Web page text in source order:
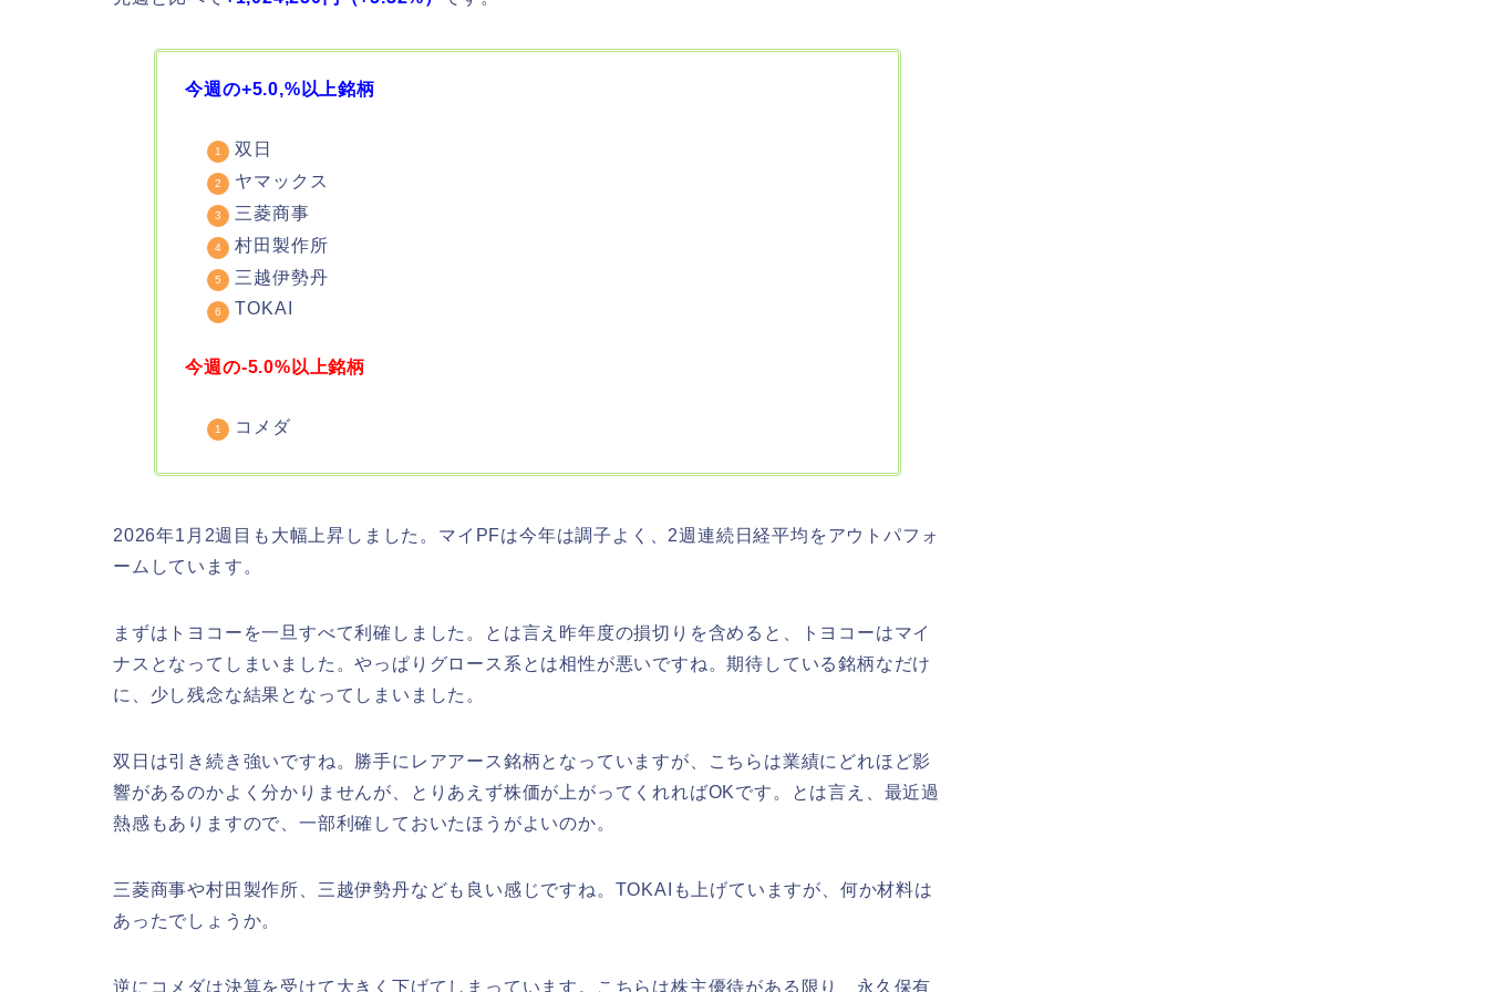
今週の+5.0,%以上銘柄
双日
ヤマックス
三菱商事
村田製作所
三越伊勢丹
TOKAI
今週の-5.0%以上銘柄
コメダ
2026年1月2週目も大幅上昇しました。マイPFは今年は調子よく、2週連続日経平均をアウトパフォ
ームしています。
まずはトヨコーを一旦すべて利確しました。とは言え昨年度の損切りを含めると、トヨコーはマイ
ナスとなってしまいました。やっぱりグロース系とは相性が悪いですね。期待している銘柄なだけ
に、少し残念な結果となってしまいました。
双日は引き続き強いですね。勝手にレアアース銘柄となっていますが、こちらは業績にどれほど影
響があるのかよく分かりませんが、とりあえず株価が上がってくれればOKです。とは言え、最近過
熱感もありますので、一部利確しておいたほうがよいのか。
三菱商事や村田製作所、三越伊勢丹なども良い感じですね。TOKAIも上げていますが、何か材料は
あったでしょうか。
逆にコメダは決算を受けて大きく下げてしまっています。こちらは株主優待がある限り、永久保有